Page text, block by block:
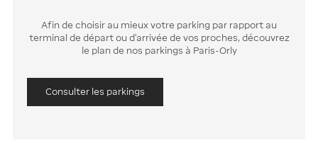
Afin de choisir au mieux votre parking par rapport au
terminal de départ ou d'arrivée de vos proches, découvrez
le plan de nos parkings à Paris-Orly
Consulter les parkings